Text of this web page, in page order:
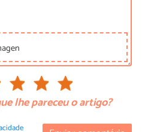
lhe pareceu o artigo?